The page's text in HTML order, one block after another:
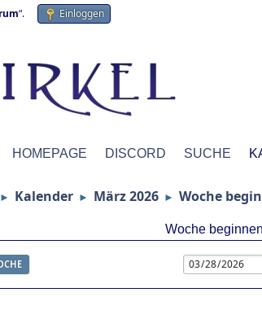
“. Einloggen
HOMEPAGE DISCORD SUCHE
► Kalender ► März 2026 ► Woche
Woche